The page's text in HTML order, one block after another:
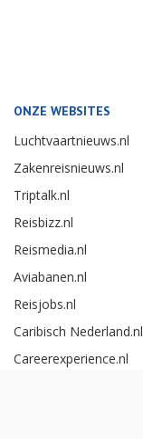
ONZE WEBSITES
Luchtvaartnieuws.nl
Zakenreisnieuws.nl
Triptalk.nl
Reisbizz.nl
Reismedia.nl
Aviabanen.nl
Reisjobs.nl
Caribisch Nederland.nl
Careerexperience.nl